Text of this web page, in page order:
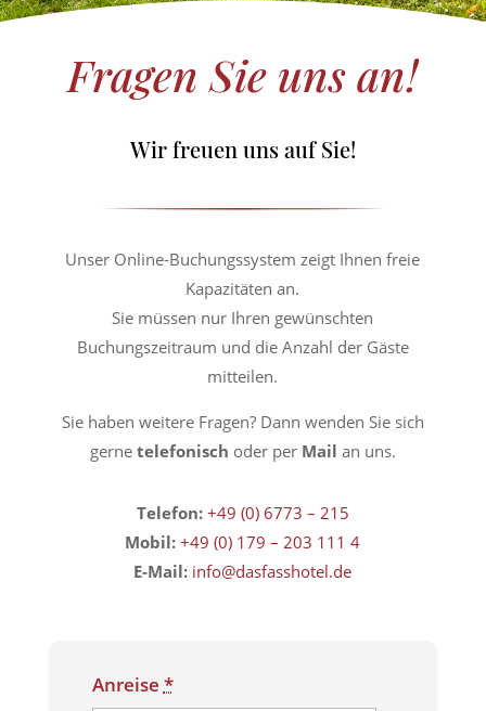
Fragen Sie uns an!
Wir freuen uns auf Sie!
Unser Online-Buchungssystem zeigt Ihnen freie
Kapazitäten an.
Sie müssen nur Ihren gewünschten
Buchungszeitraum und die Anzahl der Gäste
mitteilen.
Sie haben weitere Fragen? Dann wenden Sie sich
gerne telefonisch oder per Mail an uns.
Telefon: +49 (0) 6773 – 215
Mobil: +49 (0) 179 – 203 111 4
E-Mail: info@dasfasshotel.de
Anreise *